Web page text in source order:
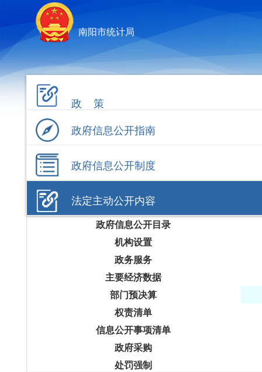
南阳市统计局
政 策
政府信息公开指南
政府信息公开制度
法定主动公开内容
政府信息公开目录
机构设置
政务服务
主要经济数据
部门预决算
权责清单
信息公开事项清单
政府采购
处罚强制